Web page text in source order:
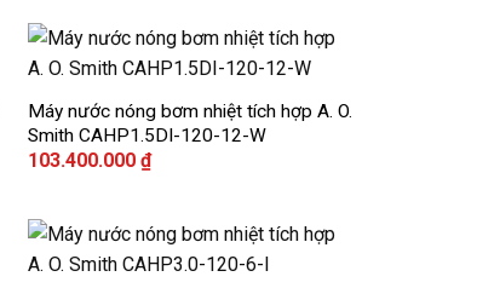
+
Máy nước nóng bơm nhiệt tích hợp A. O.
Smith CAHP1.5DI-120-12-W
103.400.000 ₫
+